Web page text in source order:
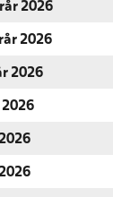
2026
2026
2026
2026